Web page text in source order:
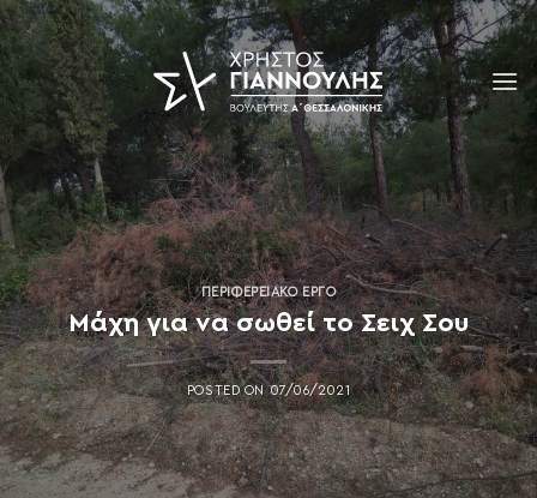
Skip
to
content
ΠΕΡΙΦΕΡΕΙΑΚΌ ΈΡΓΟ
Μάχη για να σωθεί το Σειχ Σου
POSTED ON07/06/2021